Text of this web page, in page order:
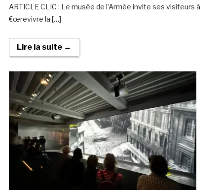
ARTICLE CLIC : Le musée de l’Armée invite ses visiteurs à
€œrevivre la […]
Lire la suite →